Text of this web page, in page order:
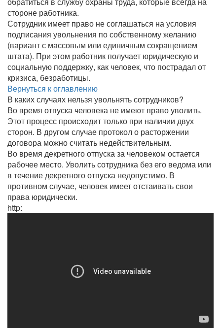
стороне работника.
Сотрудник имеет право не соглашаться на условия
подписания увольнения по собственному желанию
(вариант с массовым или единичным сокращением
штата). При этом работник получает юридическую и
социальную поддержку, как человек, что пострадал от
кризиса, безработицы.
Вернуться к оглавлению
В каких случаях нельзя увольнять сотрудников?
Во время отпуска человека не имеют право уволить.
Этот процесс происходит только при наличии двух
сторон. В другом случае протокол о расторжении
договора можно считать недействительным.
Во время декретного отпуска за человеком остается
рабочее место. Уволить сотрудника без его ведома или
в течение декретного отпуска недопустимо. В
противном случае, человек имеет отстаивать свои
права юридически.
http: